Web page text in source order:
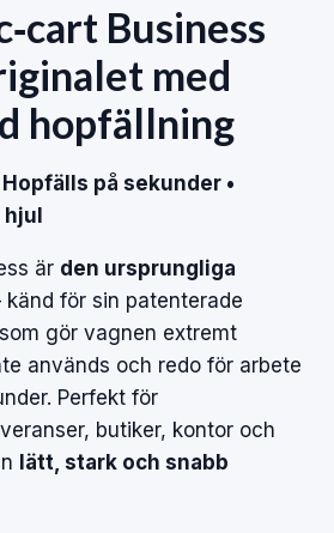
Business
med
hopfällning
på sekunder •
hjul
är den ursprungliga
känd för sin patenterade
gör vagnen extremt
används och redo för arbete
Perfekt för
butiker, kontor och
lätt, stark och snabb